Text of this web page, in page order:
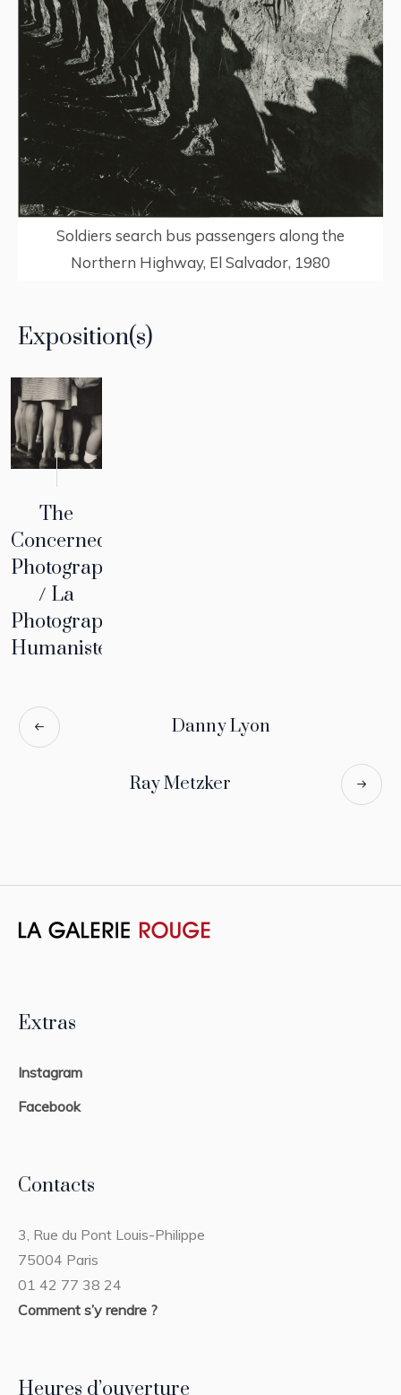
Soldiers search bus passengers along the
Northern Highway, El Salvador, 1980
Exposition(s)
The
Concerned
Photographer
/ La
Photographie
Humaniste
Danny Lyon
Ray Metzker
Extras
Instagram
Facebook
Contacts
3, Rue du Pont Louis-Philippe
75004 Paris
01 42 77 38 24
Comment s’y rendre ?
Heures d’ouverture